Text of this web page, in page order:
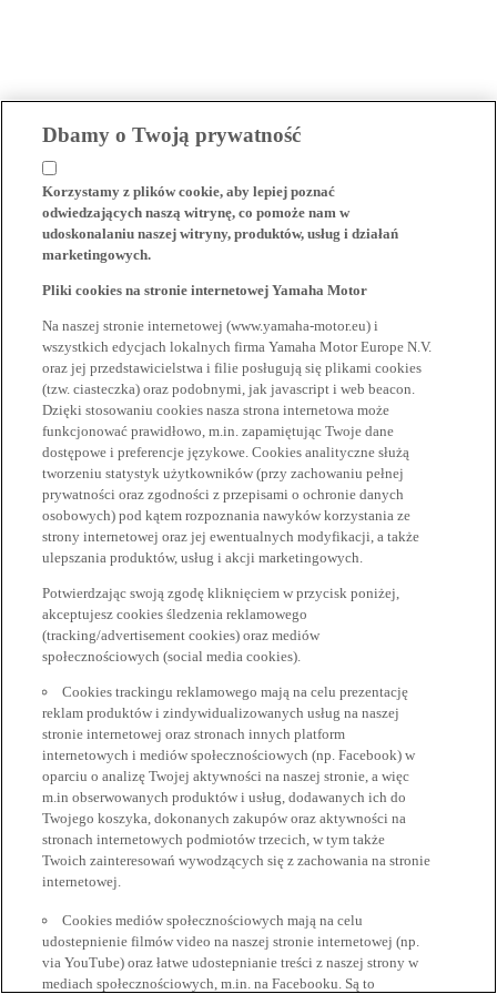
Dbamy o Twoją prywatność
Korzystamy z plików cookie, aby lepiej poznać
odwiedzających naszą witrynę, co pomoże nam w
udoskonalaniu naszej witryny, produktów, usług i działań
marketingowych.
Pliki cookies na stronie internetowej Yamaha Motor
Na naszej stronie internetowej (www.yamaha-motor.eu) i
wszystkich edycjach lokalnych firma Yamaha Motor Europe N.V.
oraz jej przedstawicielstwa i filie posługują się plikami cookies
(tzw. ciasteczka) oraz podobnymi, jak javascript i web beacon.
Dzięki stosowaniu cookies nasza strona internetowa może
funkcjonować prawidłowo, m.in. zapamiętując Twoje dane
dostępowe i preferencje językowe. Cookies analityczne służą
tworzeniu statystyk użytkowników (przy zachowaniu pełnej
prywatności oraz zgodności z przepisami o ochronie danych
osobowych) pod kątem rozpoznania nawyków korzystania ze
strony internetowej oraz jej ewentualnych modyfikacji, a także
ulepszania produktów, usług i akcji marketingowych.
Potwierdzając swoją zgodę kliknięciem w przycisk poniżej,
akceptujesz cookies śledzenia reklamowego
(tracking/advertisement cookies) oraz mediów
społecznościowych (social media cookies).
Cookies trackingu reklamowego mają na celu prezentację
reklam produktów i zindywidualizowanych usług na naszej
stronie internetowej oraz stronach innych platform
internetowych i mediów społecznościowych (np. Facebook) w
oparciu o analizę Twojej aktywności na naszej stronie, a więc
m.in obserwowanych produktów i usług, dodawanych ich do
Twojego koszyka, dokonanych zakupów oraz aktywności na
stronach internetowych podmiotów trzecich, w tym także
Twoich zainteresowań wywodzących się z zachowania na stronie
internetowej.
Cookies mediów społecznościowych mają na celu
udostepnienie filmów video na naszej stronie internetowej (np.
via YouTube) oraz łatwe udostepnianie treści z naszej strony w
mediach społecznościowych, m.in. na Facebooku. Są to